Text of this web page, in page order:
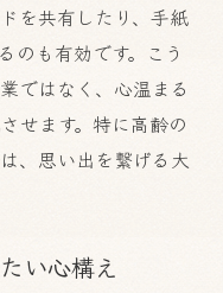
ためのヒント
想いと変化
ちの整理術
実の両立術
立させる方法
方と配慮点
を共有したり、手紙
のも有効です。こう
ではなく、心温まる
せます。特に高齢の
、思い出を繋げる大
い心構え